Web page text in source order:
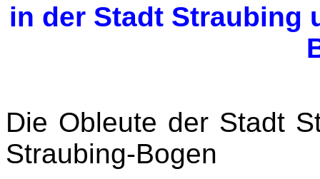
in der Stadt Straubing
Die Obleute der Stadt
Straubing-Bogen